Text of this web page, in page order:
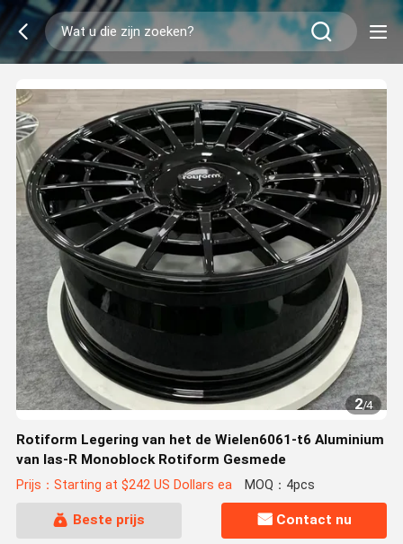
2/4
Rotiform Legering van het de Wielen6061-t6 Aluminium
van las-R Monoblock Rotiform Gesmede
Prijs：Starting at $242 US Dollars ea MOQ：4pcs
Beste prijs Contact nu